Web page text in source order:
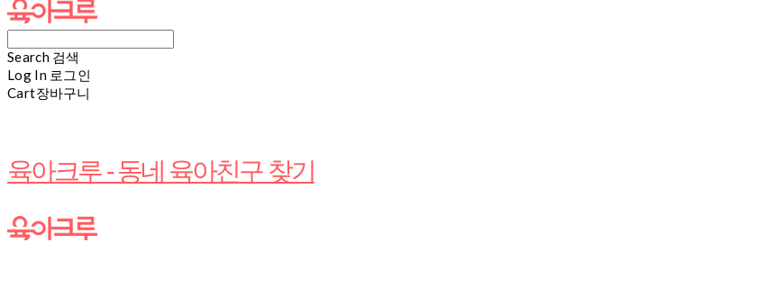
Search 검색
Log In 로그인
Cart장바구니
육아크루 - 동네 육아친구 찾기